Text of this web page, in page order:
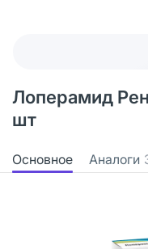
Лоперамид
шт
Основное Аналоги